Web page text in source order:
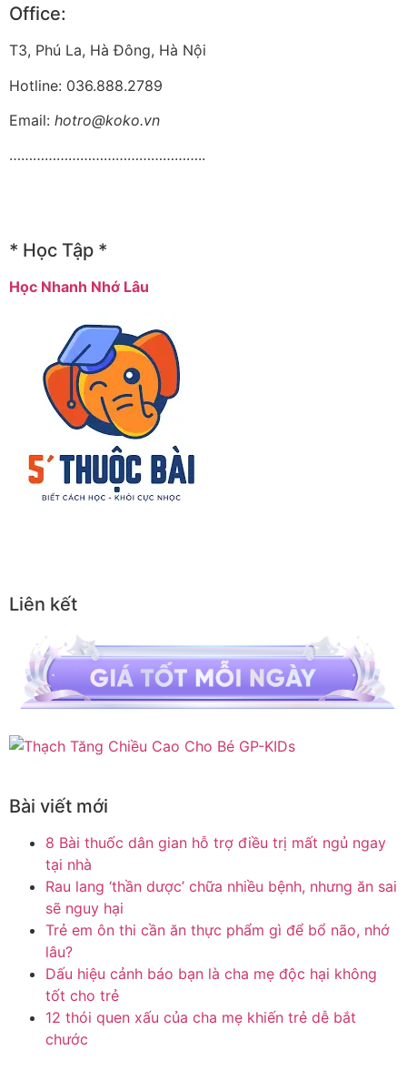
Office:
T3, Phú La, Hà Đông, Hà Nội
Hotline: 036.888.2789
Email: hotro@koko.vn
…………………………………………..
* Học Tập *
Học Nhanh Nhớ Lâu
Liên kết
Bài viết mới
8 Bài thuốc dân gian hỗ trợ điều trị mất ngủ ngay
tại nhà
Rau lang ‘thần dược’ chữa nhiều bệnh, nhưng ăn sai
sẽ nguy hại
Trẻ em ôn thi cần ăn thực phẩm gì để bổ não, nhớ
lâu?
Dấu hiệu cảnh báo bạn là cha mẹ độc hại không
tốt cho trẻ
12 thói quen xấu của cha mẹ khiến trẻ dễ bắt
chước